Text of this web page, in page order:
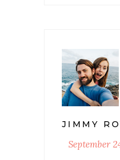
JIMMY
September